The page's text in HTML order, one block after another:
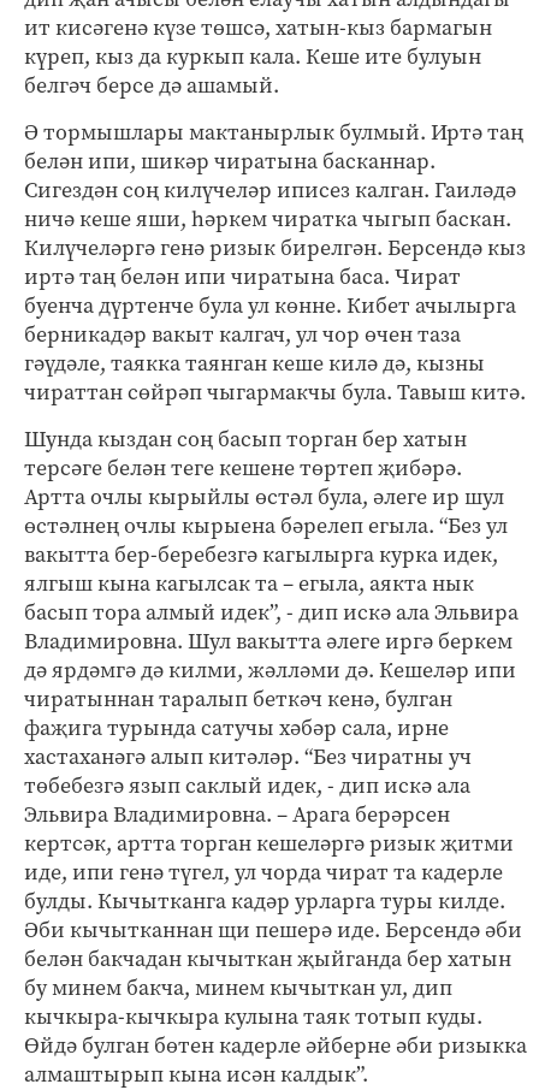
ит кисәгенә күзе төшсә, хатын-кыз бармагын
күреп, кыз да куркып кала. Кеше ите булуын
белгәч берсе дә ашамый.
Ә тормышлары мактанырлык булмый. Иртә таң
белән ипи, шикәр чиратына басканнар.
Сигездән соң килүчеләр иписез калган. Гаиләдә
ничә кеше яши, һәркем чиратка чыгып баскан.
Килүчеләргә генә ризык бирелгән. Берсендә кыз
иртә таң белән ипи чиратына баса. Чират
буенча дүртенче була ул көнне. Кибет ачылырга
берникадәр вакыт калгач, ул чор өчен таза
гәүдәле, таякка таянган кеше килә дә, кызны
чираттан сөйрәп чыгармакчы була. Тавыш китә.
Шунда кыздан соң басып торган бер хатын
терсәге белән теге кешене төртеп җибәрә.
Артта очлы кырыйлы өстәл була, әлеге ир шул
өстәлнең очлы кырыена бәрелеп егыла. “Без ул
вакытта бер-беребезгә кагылырга курка идек,
ялгыш кына кагылсак та – егыла, аякта нык
басып тора алмый идек”, - дип искә ала Эльвира
Владимировна. Шул вакытта әлеге иргә беркем
дә ярдәмгә дә килми, жәлләми дә. Кешеләр ипи
чиратыннан таралып беткәч кенә, булган
фаҗига турында сатучы хәбәр сала, ирне
хастаханәгә алып китәләр. “Без чиратны уч
төбебезгә язып саклый идек, - дип искә ала
Эльвира Владимировна. – Арага берәрсен
кертсәк, артта торган кешеләргә ризык җитми
иде, ипи генә түгел, ул чорда чират та кадерле
булды. Кычытканга кадәр урларга туры килде.
Әби кычытканнан щи пешерә иде. Берсендә әби
белән бакчадан кычыткан җыйганда бер хатын
бу минем бакча, минем кычыткан ул, дип
кычкыра-кычкыра кулына таяк тотып куды.
Өйдә булган бөтен кадерле әйберне әби ризыкка
алмаштырып кына исән калдык”.